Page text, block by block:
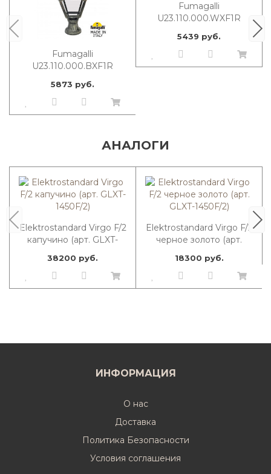
Fumagalli
U23.110.000.BXF1R
5873 руб.
Fumagalli
U23.110.000.WXF1R
5439 руб.
АНАЛОГИ
Elektrostandard Virgo F/2
капучино (арт. GLXT-
38200 руб.
Elektrostandard Virgo F/2
черное золото (арт.
18300 руб.
ИНФОРМАЦИЯ
О нас
Доставка
Политика Безопасности
Условия соглашения